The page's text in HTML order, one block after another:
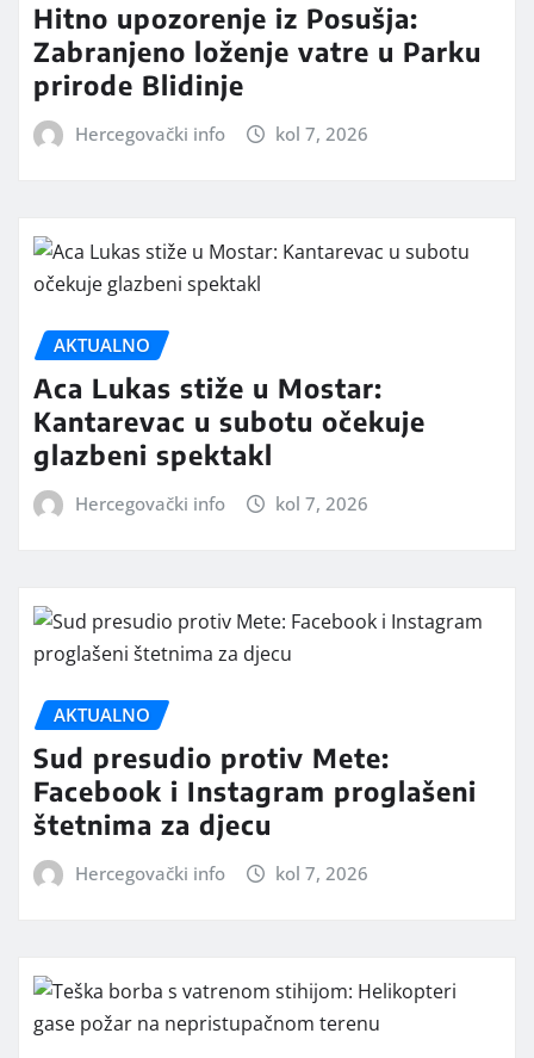
Hitno upozorenje iz Posušja:
Zabranjeno loženje vatre u Parku
prirode Blidinje
Hercegovački info kol 7, 2026
AKTUALNO
Aca Lukas stiže u Mostar:
Kantarevac u subotu očekuje
glazbeni spektakl
Hercegovački info kol 7, 2026
AKTUALNO
Sud presudio protiv Mete:
Facebook i Instagram proglašeni
štetnima za djecu
Hercegovački info kol 7, 2026